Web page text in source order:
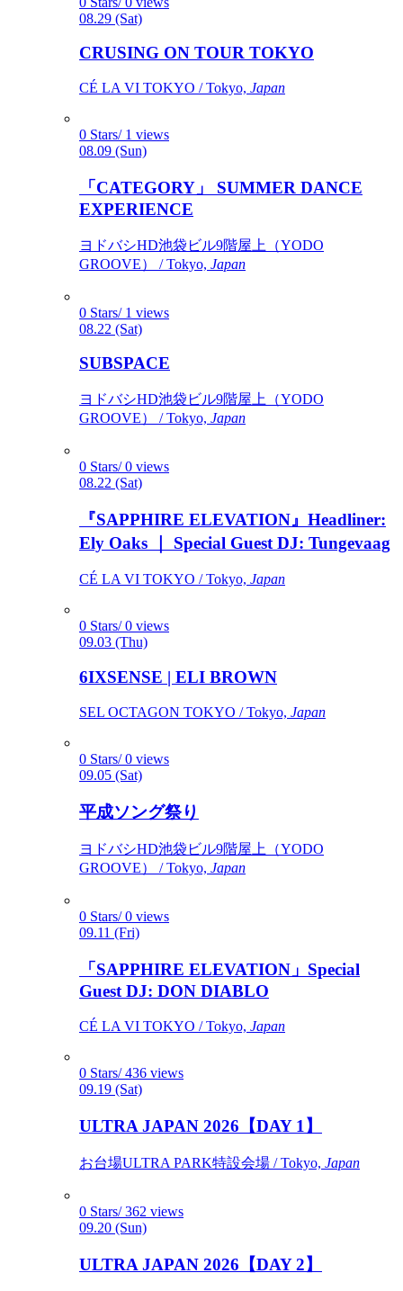
08.29 (Sat)
CRUSING ON TOUR TOKYO
CÉ LA VI TOKYO / Tokyo, Japan
0 Stars/ 1 views
08.09 (Sun)
「CATEGORY」 SUMMER DANCE
EXPERIENCE
ヨドバシHD池袋ビル9階屋上（YODO
GROOVE） / Tokyo, Japan
0 Stars/ 1 views
08.22 (Sat)
SUBSPACE
ヨドバシHD池袋ビル9階屋上（YODO
GROOVE） / Tokyo, Japan
0 Stars/ 0 views
08.22 (Sat)
『SAPPHIRE ELEVATION』Headliner:
Ely Oaks ｜ Special Guest DJ: Tungevaag
CÉ LA VI TOKYO / Tokyo, Japan
0 Stars/ 0 views
09.03 (Thu)
6IXSENSE | ELI BROWN
SEL OCTAGON TOKYO / Tokyo, Japan
0 Stars/ 0 views
09.05 (Sat)
平成ソング祭り
ヨドバシHD池袋ビル9階屋上（YODO
GROOVE） / Tokyo, Japan
0 Stars/ 0 views
09.11 (Fri)
「SAPPHIRE ELEVATION」Special
Guest DJ: DON DIABLO
CÉ LA VI TOKYO / Tokyo, Japan
0 Stars/ 436 views
09.19 (Sat)
ULTRA JAPAN 2026【DAY 1】
お台場ULTRA PARK特設会場 / Tokyo, Japan
0 Stars/ 362 views
09.20 (Sun)
ULTRA JAPAN 2026【DAY 2】